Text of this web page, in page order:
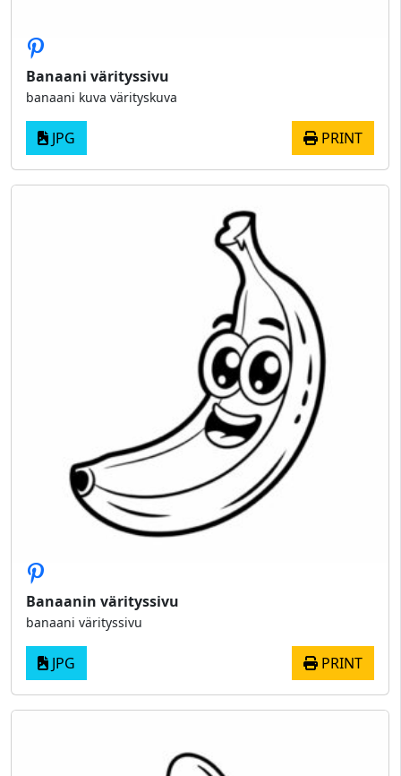
Banaani värityssivu
banaani kuva värityskuva
JPG PRINT
Banaanin värityssivu
banaani värityssivu
JPG PRINT